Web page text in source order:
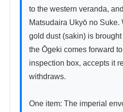
to the western veranda,
Matsudaira Ukyō no Suke.
gold dust (sakin) is
the Ōgeki comes forward
inspection box, accepts it
withdraws.
One item: The imperial